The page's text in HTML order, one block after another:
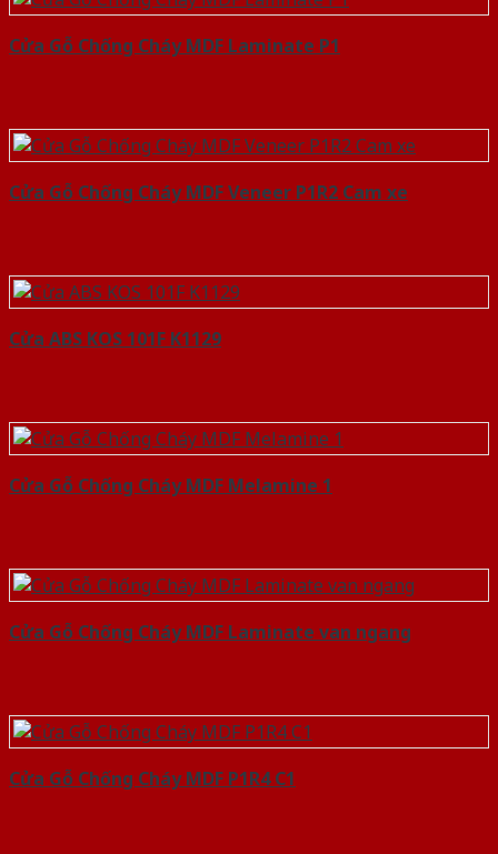
Cửa Gỗ Chống Cháy MDF Laminate P1
Cửa Gỗ Chống Cháy MDF Veneer P1R2 Cam xe
Cửa ABS KOS 101F K1129
Cửa Gỗ Chống Cháy MDF Melamine 1
Cửa Gỗ Chống Cháy MDF Laminate van ngang
Cửa Gỗ Chống Cháy MDF P1R4 C1